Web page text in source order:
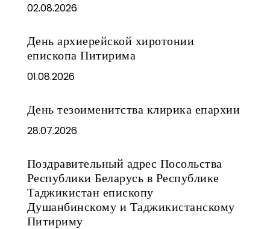
02.08.2026
День архиерейской хиротонии
епископа Питирима
01.08.2026
День тезоименитства клирика епархии
28.07.2026
Поздравительный адрес Посольства
Республики Беларусь в Республике
Таджикистан епископу
Душанбинскому и Таджикистанскому
Питириму